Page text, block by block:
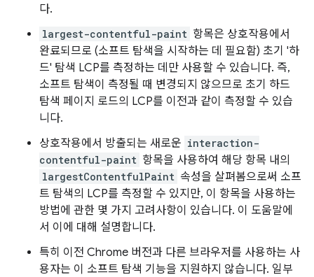
다.
largest-contentful-paint 항목은 상호작용에서
완료되므로 (소프트 탐색을 시작하는 데 필요함) 초기 '하
드' 탐색 LCP를 측정하는 데만 사용할 수 있습니다. 즉,
소프트 탐색이 측정될 때 변경되지 않으므로 초기 하드
탐색 페이지 로드의 LCP를 이전과 같이 측정할 수 있습
니다.
상호작용에서 방출되는 새로운 interaction-
contentful-paint 항목을 사용하여 해당 항목 내의
largestContentfulPaint 속성을 살펴봄으로써 소프
트 탐색의 LCP를 측정할 수 있지만, 이 항목을 사용하는
방법에 관한 몇 가지 고려사항이 있습니다. 이 도움말에
서 이에 대해 설명합니다.
특히 이전 Chrome 버전과 다른 브라우저를 사용하는 사
용자는 이 소프트 탐색 기능을 지원하지 않습니다. 일부